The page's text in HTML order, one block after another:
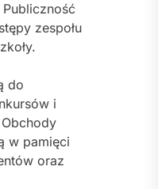
zespołu
do
i
w pamięci
oraz